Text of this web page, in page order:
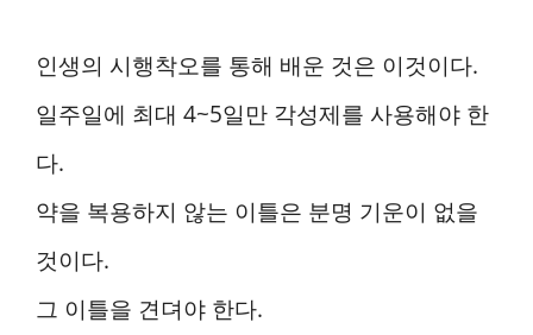
인생의 시행착오를 통해 배운 것은 이것이다.
일주일에 최대 4~5일만 각성제를 사용해야 한
다.
약을 복용하지 않는 이틀은 분명 기운이 없을
것이다.
그 이틀을 견뎌야 한다.